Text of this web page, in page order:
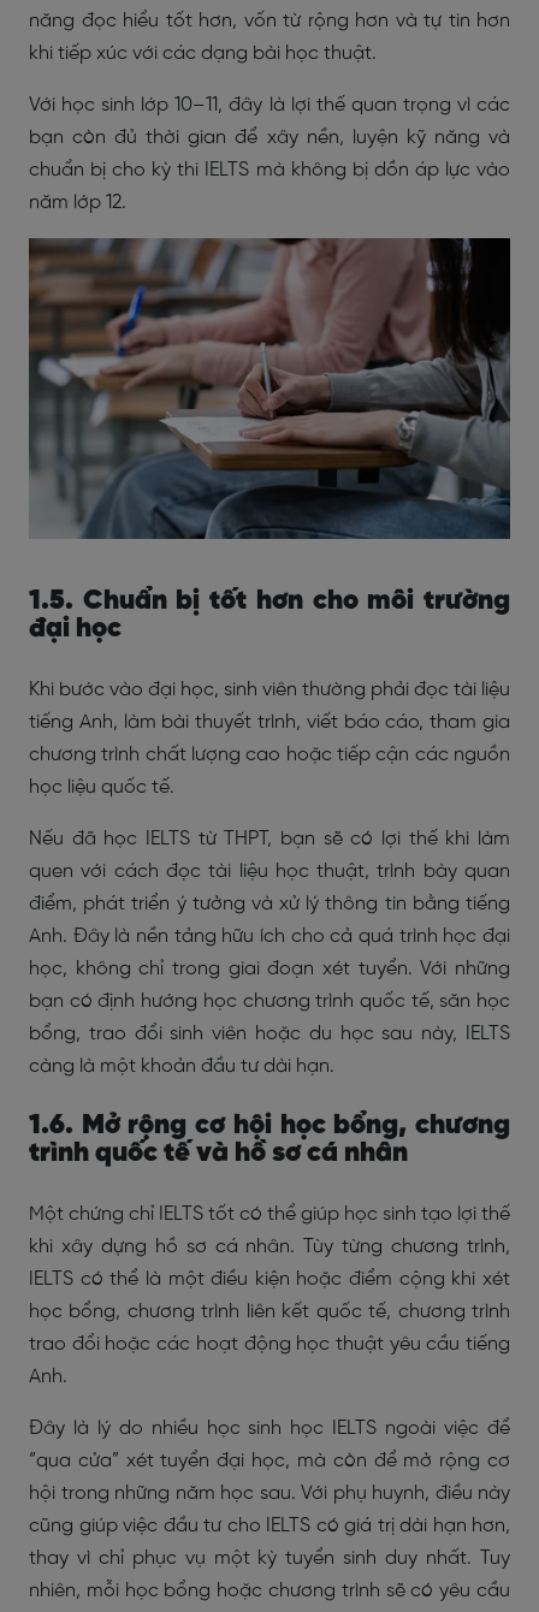
năng đọc hiểu tốt hơn, vốn từ rộng hơn và tự tin hơn
khi tiếp xúc với các dạng bài học thuật.
Với học sinh lớp 10–11, đây là lợi thế quan trọng vì các
bạn còn đủ thời gian để xây nền, luyện kỹ năng và
chuẩn bị cho kỳ thi IELTS mà không bị dồn áp lực vào
năm lớp 12.
1.5. Chuẩn bị tốt hơn cho môi trường
đại học
Khi bước vào đại học, sinh viên thường phải đọc tài liệu
tiếng Anh, làm bài thuyết trình, viết báo cáo, tham gia
chương trình chất lượng cao hoặc tiếp cận các nguồn
học liệu quốc tế.
Nếu đã học IELTS từ THPT, bạn sẽ có lợi thế khi làm
quen với cách đọc tài liệu học thuật, trình bày quan
điểm, phát triển ý tưởng và xử lý thông tin bằng tiếng
Anh. Đây là nền tảng hữu ích cho cả quá trình học đại
học, không chỉ trong giai đoạn xét tuyển.Với những
bạn có định hướng học chương trình quốc tế, săn học
bổng, trao đổi sinh viên hoặc du học sau này, IELTS
càng là một khoản đầu tư dài hạn.
1.6. Mở rộng cơ hội học bổng, chương
trình quốc tế và hồ sơ cá nhân
Một chứng chỉ IELTS tốt có thể giúp học sinh tạo lợi thế
khi xây dựng hồ sơ cá nhân. Tùy từng chương trình,
IELTS có thể là một điều kiện hoặc điểm cộng khi xét
học bổng, chương trình liên kết quốc tế, chương trình
trao đổi hoặc các hoạt động học thuật yêu cầu tiếng
Anh.
Đây là lý do nhiều học sinh học IELTS ngoài việc để
“qua cửa” xét tuyển đại học, mà còn để mở rộng cơ
hội trong những năm học sau. Với phụ huynh, điều này
cũng giúp việc đầu tư cho IELTS có giá trị dài hạn hơn,
thay vì chỉ phục vụ một kỳ tuyển sinh duy nhất.
Tuy
nhiên, mỗi học bổng hoặc chương trình sẽ có yêu cầu